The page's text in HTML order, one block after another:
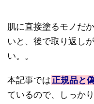
肌に直接塗るモノだ
いと、後で取り返し
い。。
本記事では 正規品と
ているので、しっか